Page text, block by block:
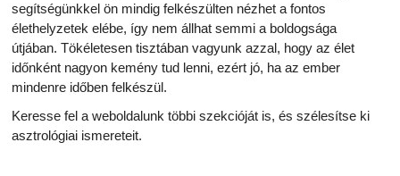
segítségünkkel ön mindig felkészülten nézhet a fontos
élethelyzetek elébe, így nem állhat semmi a boldogsága
útjában. Tökéletesen tisztában vagyunk azzal, hogy az élet
időnként nagyon kemény tud lenni, ezért jó, ha az ember
mindenre időben felkészül.
Keresse fel a weboldalunk többi szekcióját is, és szélesítse ki
asztrológiai ismereteit.